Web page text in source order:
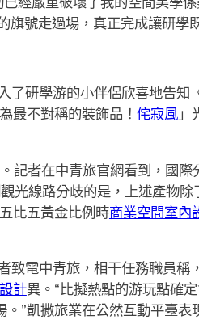
號走過場，真正完成讓研學既
了研學游的小伴侶欣喜地告知
最不對稱的裝飾品！ 侘寂風」
記者在中青旅官網看到，國際
光線路分歧的是，上述產物除
比五黃金比例時商業空間室內
致電中青旅，相干任務職員稱
計異。“比擬熱點的游玩點確
”凱撒旅業在公然互動平臺表